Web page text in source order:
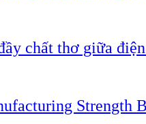
chất thơ giữa điện
Strength